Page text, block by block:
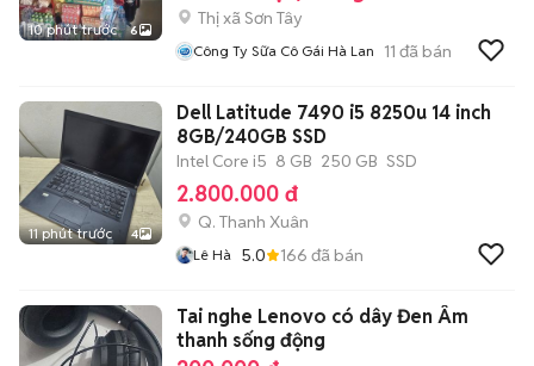
10 phút trước 6
Thị xã Sơn Tây
Công Ty Sữa Cô Gái Hà Lan 11 đã bán
11 phút trước 4
Dell Latitude 7490 i5 8250u 14 inch
8GB/240GB SSD
Intel Core i5 8 GB 250 GB SSD
2.800.000 đ
Q. Thanh Xuân
Lê Hà 5.0 166 đã bán
Tai nghe Lenovo có dây Đen Âm
thanh sống động